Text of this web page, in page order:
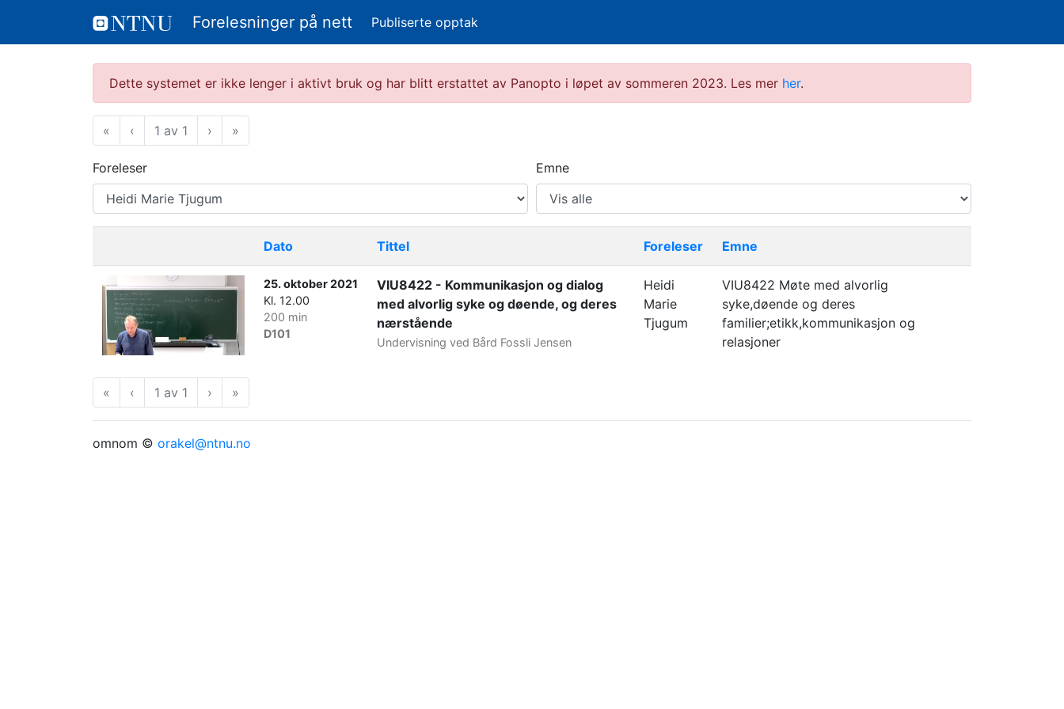
Forelesninger på nett Publiserte opptak
Dette systemet er ikke lenger i aktivt bruk og har blitt erstattet av Panopto i løpet av sommeren 2023. Les mer her.
« Første
‹ Forrige
1 av 1 › Neste
»
Foreleser Emne
Dato Tittel Foreleser Emne
25. oktober 2021
Kl. 12.00
200 min
D101
VIU8422 - Kommunikasjon og dialog
med alvorlig syke og døende, og deres
nærstående
Undervisning ved Bård Fossli Jensen
Heidi
Marie
Tjugum
VIU8422 Møte med alvorlig
syke,døende og deres
familier;etikk,kommunikasjon og
relasjoner
« Første
‹ Forrige
1 av 1 › Neste
»
omnom © orakel@ntnu.no